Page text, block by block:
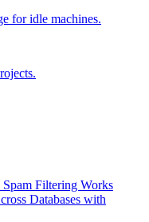
for idle machines.
Filtering Works
Databases with